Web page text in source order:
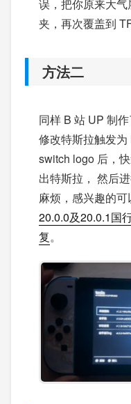
误，把你原来大
夹，再次覆盖到
方法二
同样 B 站 UP 制
修改特斯拉触发
switch logo 后，
出特斯拉， 然后
麻烦，感兴趣的可
20.0.0及20.0.1国
复。